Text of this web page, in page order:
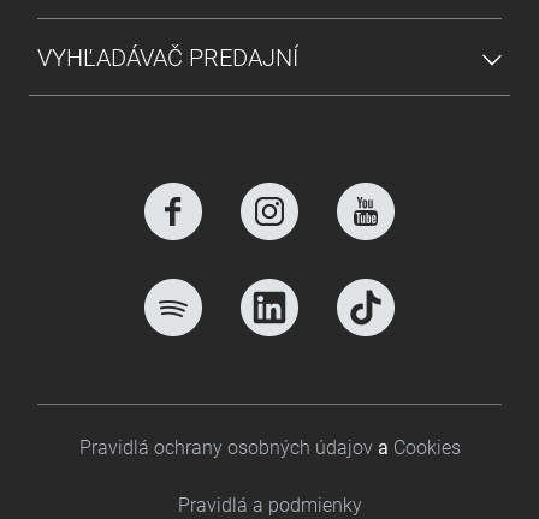
VYHĽADÁVAČ PREDAJNÍ
Footer bottom
Pravidlá ochrany osobných údajov a Cookies
Pravidlá a podmienky